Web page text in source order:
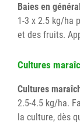
Baies en général
1-3 x 2.5 kg/ha
et des fruits.
Cultures
Cultures
2.5-4.5 kg/ha.
la culture, dès